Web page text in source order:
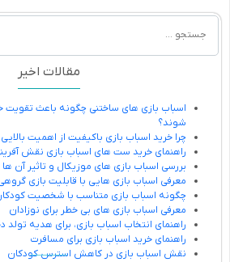
مقالات اخیر
اسباب بازی های ساختنی چگونه باعث تقویت
شوند؟
چرا خرید اسباب بازی باکیفیت از اهمیت
راهنمای خرید ست های اسباب بازی نقش
بررسی اسباب بازی های موزیکال و تاثیر آن
معرفی اسباب بازی هایی با قابلیت بازی
چگونه اسباب بازی متناسب با شخصیت
معرفی اسباب بازی های بی خطر برای نوزادان
راهنمای انتخاب اسباب بازی، برای هدیه تولد
راهنمای خرید اسباب بازی برای مسافرت
نقش اسباب بازی در کاهش استرس کودکان